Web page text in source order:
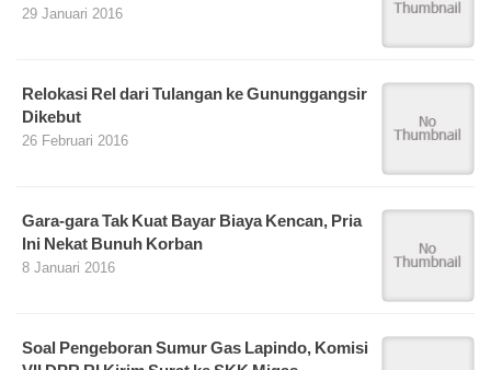
29 Januari 2016
Relokasi Rel dari Tulangan ke Gununggangsir
Dikebut
26 Februari 2016
Gara-gara Tak Kuat Bayar Biaya Kencan, Pria
Ini Nekat Bunuh Korban
8 Januari 2016
Soal Pengeboran Sumur Gas Lapindo, Komisi